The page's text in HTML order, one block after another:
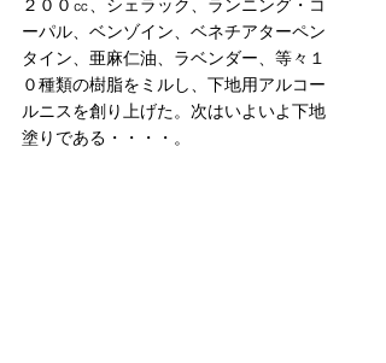
２００㏄、シェラック、ランニング・コ
ーパル、ベンゾイン、ベネチアターペン
タイン、亜麻仁油、ラベンダー、等々１
０種類の樹脂をミルし、下地用アルコー
ルニスを創り上げた。次はいよいよ下地
塗りである・・・・。